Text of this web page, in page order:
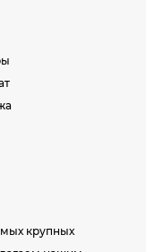
крупных